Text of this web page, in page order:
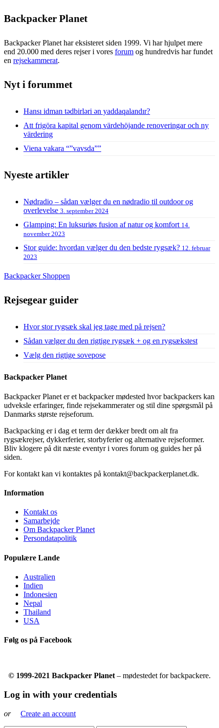
Backpacker Planet
Backpacker Planet har eksisteret siden 1999. Vi har hjulpet mere
end 20.000 med deres rejser i vores forum og hundredvis har fundet
en rejsekammerat.
Nyt i forummet
Hansı idman tədbirləri ən yaddaqalandır?
Att frigöra kapital genom värdehöjande renoveringar och ny
värdering
Viena vakara “”vavsda””
Nyeste artikler
Nødradio – sådan vælger du en nødradio til outdoor og
overlevelse 3. september 2024
Glamping: En luksuriøs fusion af natur og komfort 14.
november 2023
Stor guide: hvordan vælger du den bedste rygsæk? 12. februar
2023
Backpacker Shoppen
Rejsegear guider
Hvor stor rygsæk skal jeg tage med på rejsen?
Sådan vælger du den rigtige rygsæk + og en rygsækstest
Vælg den rigtige sovepose
Backpacker Planet
Backpacker Planet er et backpacker mødested hvor backpackers kan
udveksle erfaringer, finde rejsekammerater og stil dine spørgsmål på
Danmarks største rejseforum.
Backpacking er i dag et term der dækker bredt om alt fra
rygsækrejser, dykkerferier, storbyferier og alternative rejseformer.
Bliv klogere på dit næste eventyr i vores forum og guides her på
siden.
For kontakt kan vi kontaktes på kontakt@backpackerplanet.dk.
Information
Kontakt os
Samarbejde
Om Backpacker Planet
Persondatapolitik
Populære Lande
Australien
Indien
Indonesien
Nepal
Thailand
USA
Følg os på Facebook
© 1999-2021 Backpacker Planet – mødestedet for backpackere.
Log in with your credentials
or Create an account